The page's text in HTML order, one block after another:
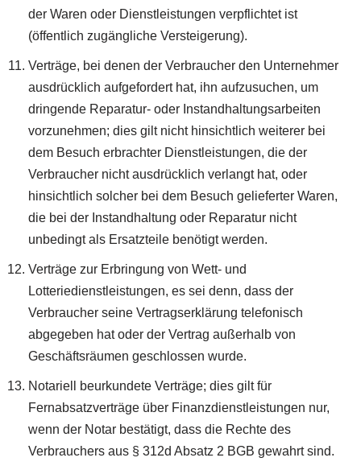
der Waren oder Dienstleistungen verpflichtet ist
(öffentlich zugängliche Versteigerung).
Verträge, bei denen der Verbraucher den Unternehmer
ausdrücklich aufgefordert hat, ihn aufzusuchen, um
dringende Reparatur- oder Instandhaltungsarbeiten
vorzunehmen; dies gilt nicht hinsichtlich weiterer bei
dem Besuch erbrachter Dienstleistungen, die der
Verbraucher nicht ausdrücklich verlangt hat, oder
hinsichtlich solcher bei dem Besuch gelieferter Waren,
die bei der Instandhaltung oder Reparatur nicht
unbedingt als Ersatzteile benötigt werden.
Verträge zur Erbringung von Wett- und
Lotteriedienstleistungen, es sei denn, dass der
Verbraucher seine Vertragserklärung telefonisch
abgegeben hat oder der Vertrag außerhalb von
Geschäftsräumen geschlossen wurde.
Notariell beurkundete Verträge; dies gilt für
Fernabsatzverträge über Finanzdienstleistungen nur,
wenn der Notar bestätigt, dass die Rechte des
Verbrauchers aus § 312d Absatz 2 BGB gewahrt sind.